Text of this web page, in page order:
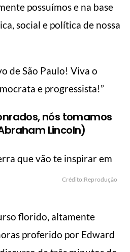
possuímos e na base
social e política de nossa
de São Paulo! Viva o
e progressista!”
nós tomamos
Lincoln)
Crédito:Reprodução
florido, altamente
proferido por Edward